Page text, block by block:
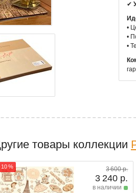
✔
•
•
•
товары коллекции
10 % 3 600 р.
3 240 р.
в наличии